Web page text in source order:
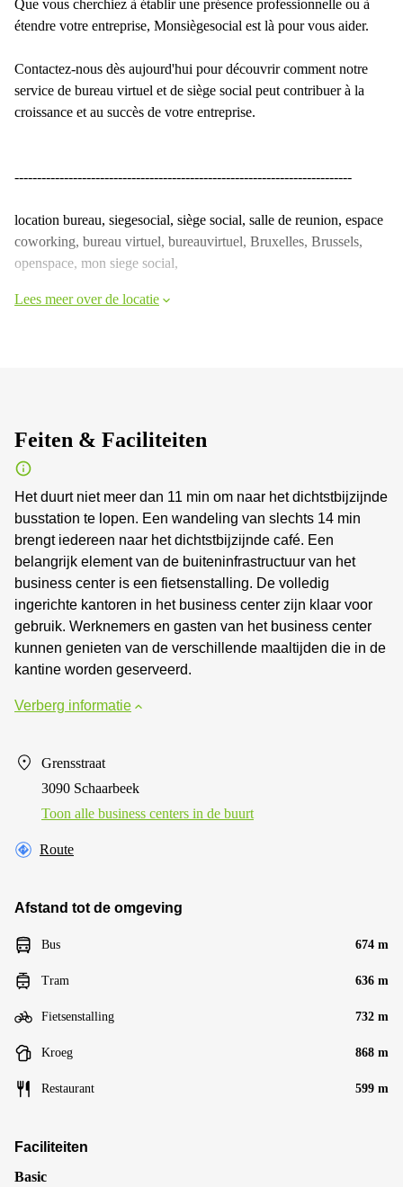
Que vous cherchiez à établir une présence professionnelle ou à
étendre votre entreprise, Monsiègesocial est là pour vous aider.
Contactez-nous dès aujourd'hui pour découvrir comment notre
service de bureau virtuel et de siège social peut contribuer à la
croissance et au succès de votre entreprise.
---------------------------------------------------------------------------
location bureau, siegesocial, siège social, salle de reunion, espace
coworking, bureau virtuel, bureauvirtuel, Bruxelles, Brussels,
openspace, mon siege social,
Lees meer over de locatie
Feiten & Faciliteiten
Het duurt niet meer dan 11 min om naar het dichtstbijzijnde
busstation te lopen. Een wandeling van slechts 14 min
brengt iedereen naar het dichtstbijzijnde café. Een
belangrijk element van de buiteninfrastructuur van het
business center is een fietsenstalling. De volledig
ingerichte kantoren in het business center zijn klaar voor
gebruik. Werknemers en gasten van het business center
kunnen genieten van de verschillende maaltijden die in de
kantine worden geserveerd.
Verberg informatie
Grensstraat
3090 Schaarbeek
Toon alle business centers in de buurt
Route
Afstand tot de omgeving
Bus 674 m
Tram 636 m
Fietsenstalling 732 m
Kroeg 868 m
Restaurant 599 m
Faciliteiten
Basic